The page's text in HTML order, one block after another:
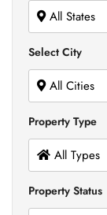
All States
Select City
All Cities
Property Type
All Types
Property Status